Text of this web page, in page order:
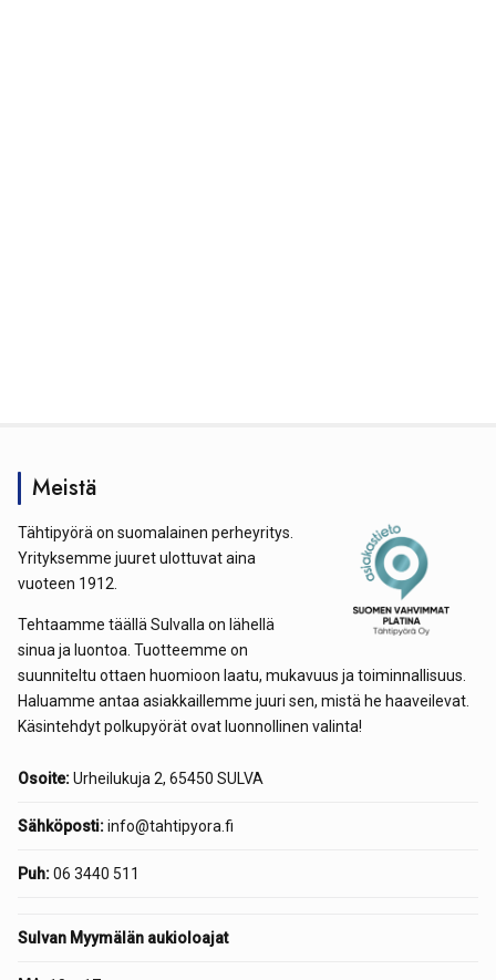
Meistä
Tähtipyörä on suomalainen perheyritys.
Yrityksemme juuret ulottuvat aina
vuoteen 1912.
Tehtaamme täällä Sulvalla on lähellä
sinua ja luontoa. Tuotteemme on
suunniteltu ottaen huomioon laatu, mukavuus ja toiminnallisuus.
Haluamme antaa asiakkaillemme juuri sen, mistä he haaveilevat.
Käsintehdyt polkupyörät ovat luonnollinen valinta!
Osoite:Urheilukuja 2, 65450 SULVA
Sähköposti:info@tahtipyora.fi
Puh:06 3440 511
Sulvan Myymälän aukioloajat